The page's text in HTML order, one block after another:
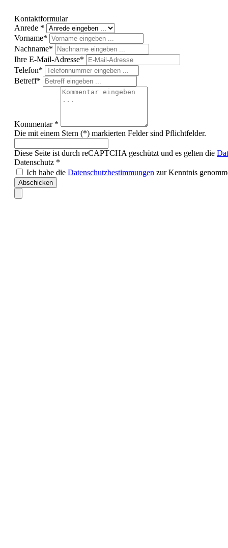
Kontaktformular
Anrede *
Vorname*
Nachname*
Ihre E-Mail-Adresse*
Telefon*
Betreff*
Kommentar *
Die mit einem Stern (*) markierten Felder sind Pflichtfelder.
Diese Seite ist durch reCAPTCHA geschützt und es gelten die
Datenschutz *
Ich habe die Datenschutzbestimmungen zur Kenntnis
Abschicken